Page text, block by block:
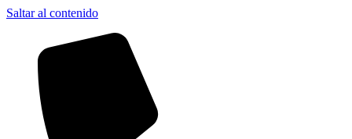
Saltar al contenido